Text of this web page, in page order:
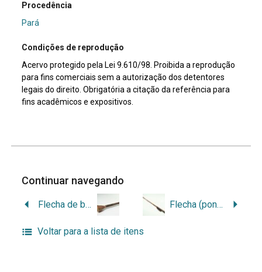
Procedência
Pará
Condições de reprodução
Acervo protegido pela Lei 9.610/98. Proibida a reprodução
para fins comerciais sem a autorização dos detentores
legais do direito. Obrigatória a citação da referência para
fins acadêmicos e expositivos.
Continuar navegando
Flecha de batoque Flecha (ponta de batoque)
Voltar para a lista de itens